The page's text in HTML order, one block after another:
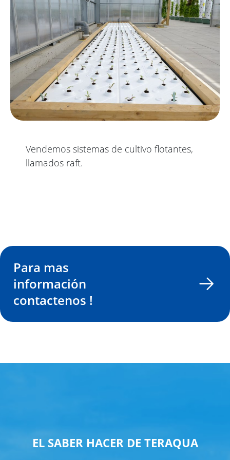
Vendemos sistemas de cultivo flotantes,
llamados raft.
Para mas
información
contactenos !
EL SABER HACER DE TERAQUA